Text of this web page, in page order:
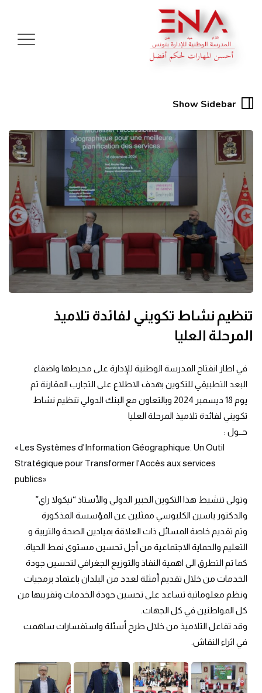
Show Sidebar
تنظيم نشاط تكويني لفائدة تلاميذ
المرحلة العليا
في اطار انفتاح المدرسة الوطنية للإدارة على محيطها واضفاء
البعد التطبيقي للتكوين بهدف الاطلاع على التجارب المقارنة تم
يوم 18 ديسمبر 2024 وبالتعاون مع البنك الدولي تنظيم نشاط
تكويني لفائدة تلاميذ المرحلة العليا
حــول :
« Les Systèmes d’Information Géographique. Un Outil
Stratégique pour Transformer l’Accès aux services
publics»
وتولى تنشيط هذا التكوين الخبير الدولي والأستاذ “نيكولا راي”
والدكتور ياسين الكلبوسي ممثلين عن المؤسسة المذكورة
وتم تقديم خاصة المسائل ذات العلاقة بميادين الصحة والتربية و
التعليم والحماية الاجتماعية من أجل تحسين مستوى نمط الحياة.
كما تم التطرق الى اهمية النفاذ والتوزيع الجغرافي لتحسين جودة
الخدمات من خلال تقديم أمثلة لعدد من البلدان باعتماد برمجيات
ونظم معلوماتية تساعد على تحسين جودة الخدمات وتقريبها من
كل المواطنين في كل الجهات.
وقد تفاعل التلاميذ من خلال طرح أسئلة واستفسارات ساهمت
في اثراء النقاش.